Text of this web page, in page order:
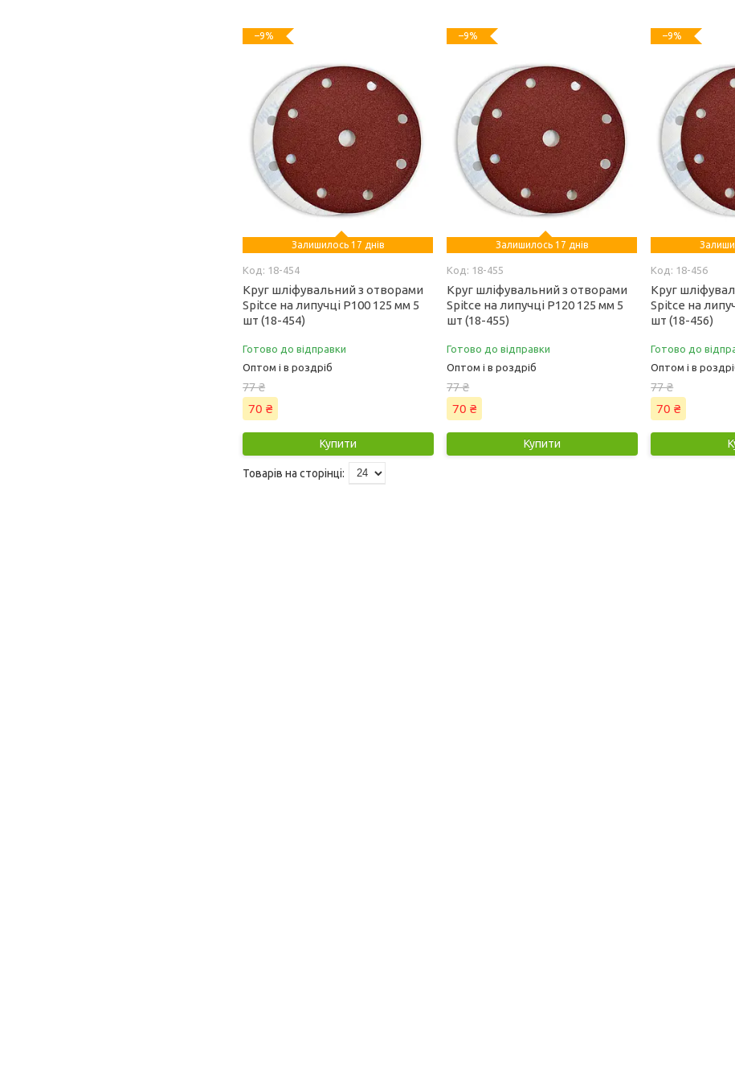
–9%
Залишилось 17 днів
18-454
Круг шліфувальний з отворами
Spitce на липучці Р100 125 мм 5
шт (18-454)
Готово до відправки
Оптом і в роздріб
77 ₴
70 ₴
Купити
–9%
Залишилось 17 днів
18-455
Круг шліфувальний з отворами
Spitce на липучці Р120 125 мм 5
шт (18-455)
Готово до відправки
Оптом і в роздріб
77 ₴
70 ₴
Купити
–9%
18-456
Круг
Spitce на
шт (18-456)
Готово до
Оптом і в
77 ₴
70 ₴